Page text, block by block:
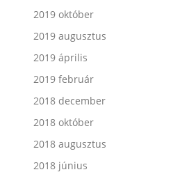
2019 október
2019 augusztus
2019 április
2019 február
2018 december
2018 október
2018 augusztus
2018 június